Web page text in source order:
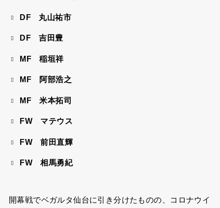
DF 丸山祐市
DF 吉田豊
MF 稲垣祥
MF 阿部浩之
MF 米本拓司
FW マテウス
FW 前田直輝
FW 相馬勇紀
開幕戦でベガルタ仙台に引き分けたものの、コロナウイ